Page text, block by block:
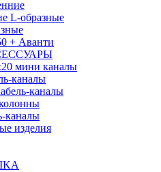
L-образные
+ Аванти
мини каналы
каналы
каналы
каналы
изделия